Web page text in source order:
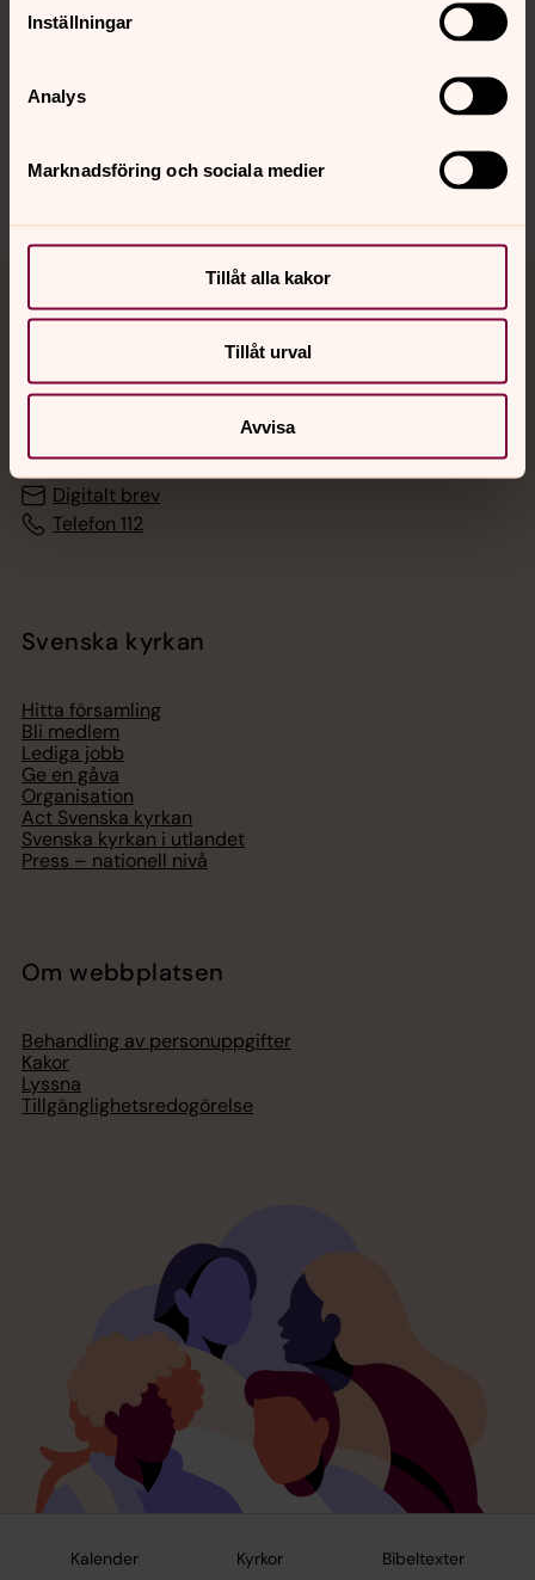
Inställningar
Analys
Marknadsföring och sociala medier
Tillåt alla kakor
Tillåt urval
Avvisa
Kalender Kyrkor Bibeltexter
Hitta snabbt
Jourhavande präst
med en präst på kvällar och nätter.
Chatt
Digitalt brev
Telefon 112
Svenska kyrkan
Hitta församling
Bli medlem
Lediga jobb
Ge en gåva
Organisation
Act Svenska kyrkan
Svenska kyrkan i utlandet
Press – nationell nivå
Om webbplatsen
Behandling av personuppgifter
Kakor
Lyssna
Tillgänglighetsredogörelse